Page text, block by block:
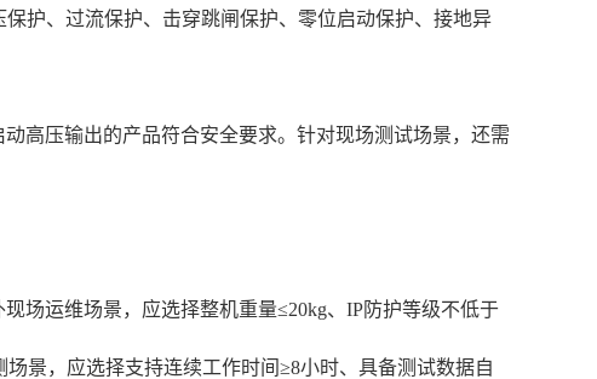
护、过流保护、击穿跳闸保护、零位启动保护、接地异
高压输出的产品符合安全要求。针对现场测试场景，还需
场运维场景，应选择整机重量≤20kg、IP防护等级不低于
景，应选择支持连续工作时间≥8小时、具备测试数据自